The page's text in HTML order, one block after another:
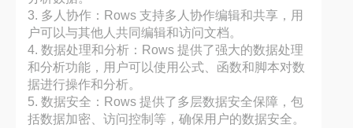
3. 多人协作：Rows 支持多人协作编辑和共享，用
户可以与其他人共同编辑和访问文档。
4. 数据处理和分析：Rows 提供了强大的数据处理
和分析功能，用户可以使用公式、函数和脚本对数
据进行操作和分析。
5. 数据安全：Rows 提供了多层数据安全保障，包
括数据加密、访问控制等，确保用户的数据安全。